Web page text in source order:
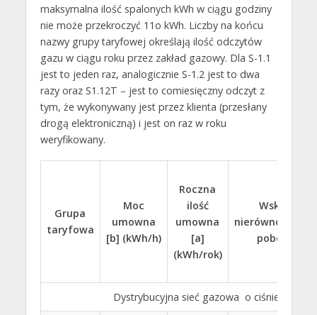
maksymalna ilość spalonych kWh w ciągu godziny
nie może przekroczyć 11o kWh. Liczby na końcu
nazwy grupy taryfowej określają ilość odczytów
gazu w ciągu roku przez zakład gazowy. Dla S-1.1
jest to jeden raz, analogicznie S-1.2 jest to dwa
razy oraz S1.12T – jest to comiesięczny odczyt z
tym, że wykonywany jest przez klienta (przesłany
drogą elektroniczną) i jest on raz w roku
weryfikowany.
Grupa
taryfowa
Moc
umowna
[b] (kWh/h)
Roczna
ilość
umowna
[a]
(kWh/rok)
Wskaźnik
poboru [c]
Dystrybucyjna sieć gazowa o ciśnieniu do